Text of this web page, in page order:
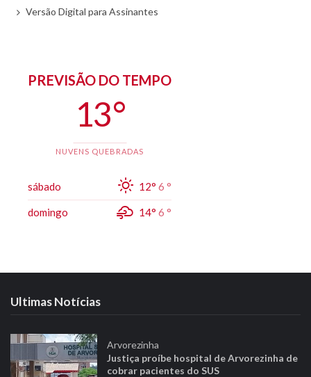
Versão Digital para Assinantes
PREVISÃO DO TEMPO
13 °
NUVENS QUEBRADAS
sábado 12° 6 °
domingo 14° 6 °
Ultimas Notícias
Arvorezinha
Justiça proíbe hospital de Arvorezinha de
cobrar pacientes do SUS